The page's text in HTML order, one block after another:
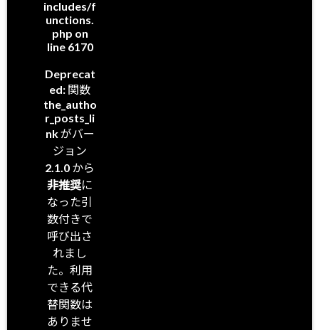
includes/f
unctions.
php on
line 6170
Deprecat
ed: 関数
the_autho
r_posts_li
nk がバー
ジョン
2.1.0 から
非推奨に
なった引
数付きで
呼び出さ
れまし
た。利用
できる代
替関数は
ありませ